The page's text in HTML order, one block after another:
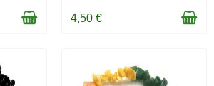
4,50 €